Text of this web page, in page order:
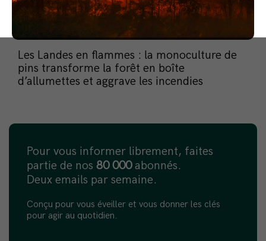
Les Landes en flammes : la monoculture de
pins transforme la forêt en boîte
d’allumettes et aggrave les incendies
Pour vous informer librement, faites
partie de nos 80 000abonnés.
Deux emails par semaine.
Conçu pour vous éveiller et vous donner les clés
pour agir au quotidien.